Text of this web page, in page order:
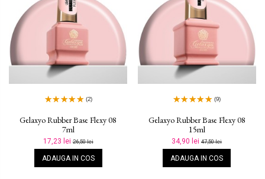
(2)
Gelaxyo Rubber Base Flexy 08
7ml
17,23 lei26,50 lei
ADAUGA IN COS
(9)
Gelaxyo Rubber Base Flexy 08
15ml
34,90 lei47,50 lei
ADAUGA IN COS